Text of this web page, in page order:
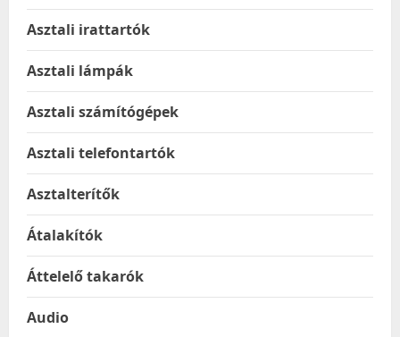
Asztali irattartók
Asztali lámpák
Asztali számítógépek
Asztali telefontartók
Asztalterítők
Átalakítók
Áttelelő takarók
Audio